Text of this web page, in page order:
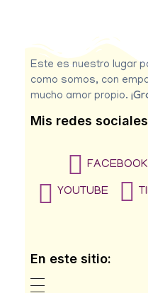
Este es nuestro lugar
como somos, con
mucho amor propio.
Mis redes
FACEBOOK
YOUTUBE
En este sitio: